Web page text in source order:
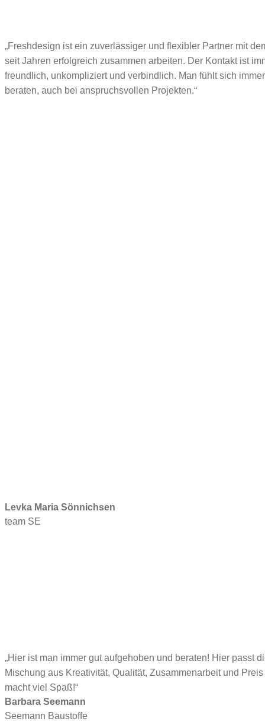
„Freshdesign ist ein zuverlässiger und flexibler Partner mit
seit Jahren erfolgreich zusammen arbeiten. Der Kontakt ist
freundlich, unkompliziert und verbindlich. Man fühlt sich
beraten, auch bei anspruchsvollen Projekten.“
Levka Maria Sönnichsen
team SE
„Hier ist man immer gut aufgehoben und beraten! Hier passt
Mischung aus Kreativität, Qualität, Zusammenarbeit und
macht viel Spaß!“
Barbara Seemann
Seemann Baustoffe